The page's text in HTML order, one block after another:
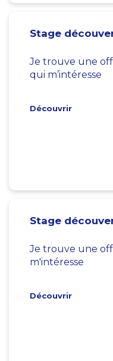
Stage
Je trouve une
qui m’intéresse
Découvrir
Stage
Je trouve une
m'intéresse
Découvrir